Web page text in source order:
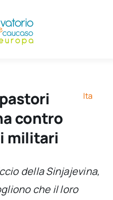
contro
militari
Ita
della Sinjajevina,
che il loro